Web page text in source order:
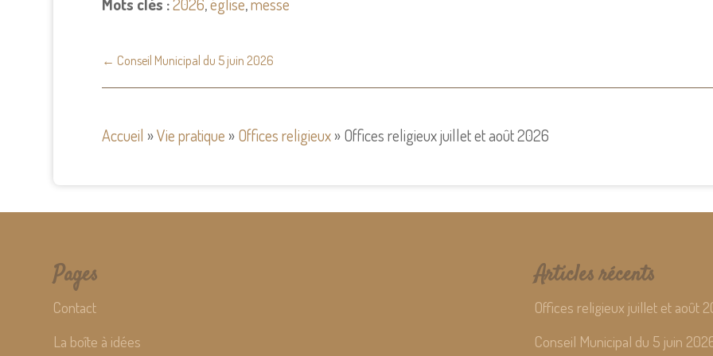
← Conseil Municipal du 5 juin 2026
Accueil »Vie pratique »Offices religieux»Offices religieux juillet et août 2026
Pages
Contact
La boîte à idées
Articles récents
Offices religieux juillet et août
Conseil Municipal du 5 juin